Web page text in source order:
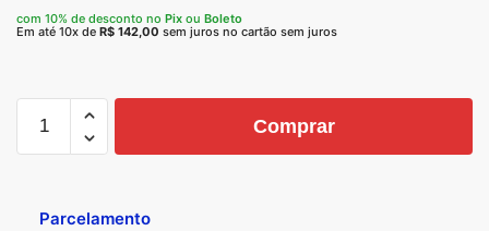
com 10% de desconto no Pix ou Boleto
Em até 10x de R$ 142,00 sem juros no cartão sem juros
Comprar
Parcelamento